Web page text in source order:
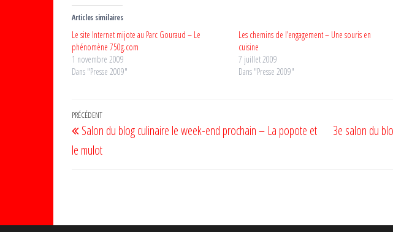
Articles similaires
Le site Internet mijote au Parc Gouraud – Le
phénomène 750g.com
1 novembre 2009
Dans "Presse 2009"
Les chemins de l’engagement – Une souris en
cuisine
7 juillet 2009
Dans "Presse 2009"
Navigation
de
l’article
Article
précédent
PRÉCÉDENT
Salon du blog culinaire le week-end prochain – La popote et
le mulot
3e salon du